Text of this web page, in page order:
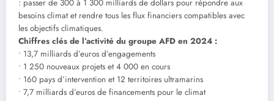
: passer de 300 à 1 300 milliards de dollars pour répondre aux
besoins climat et rendre tous les flux financiers compatibles avec
les objectifs climatiques.
Chiffres clés de l’activité du groupe AFD en 2024 :
• 13,7 milliards d’euros d’engagements
• 1 250 nouveaux projets et 4 000 en cours
• 160 pays d’intervention et 12 territoires ultramarins
• 7,7 milliards d’euros de financements pour le climat